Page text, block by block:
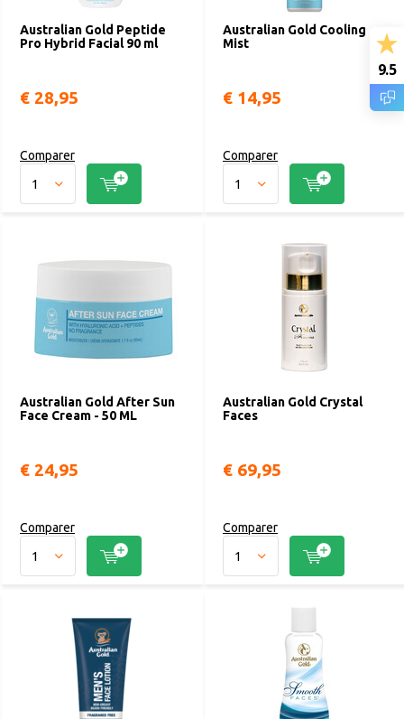
Australian Gold Peptide
Pro Hybrid Facial 90 ml
€ 28,95
Comparer
Australian Gold Cooling
Mist
€ 14,95
Comparer
Australian Gold After Sun
Face Cream - 50 ML
€ 24,95
Comparer
Australian Gold Crystal
Faces
€ 69,95
Comparer
9.5